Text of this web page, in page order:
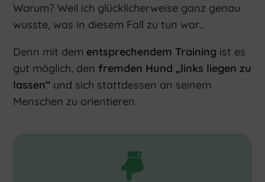
Warum? Weil ich glücklicherweise ganz genau
wusste, was in diesem Fall zu tun war…
Denn mit dem entsprechendem Training ist es
gut möglich, denfremden Hund „links liegen zu
lassen“ und sich stattdessen an seinem
Menschen zu orientieren.
